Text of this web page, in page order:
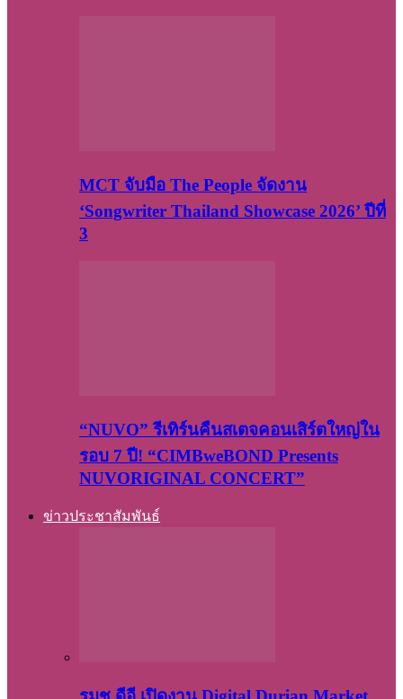
MCT จับมือ The People จัดงาน
‘Songwriter Thailand Showcase 2026’ ปีที่
3
“NUVO” รีเทิร์นคืนสเตจคอนเสิร์ตใหญ่ใน
รอบ 7 ปี! “CIMBweBOND Presents
NUVORIGINAL CONCERT”
ข่าวประชาสัมพันธ์